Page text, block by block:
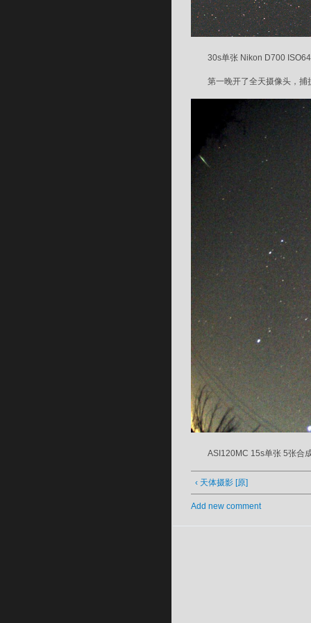
30s单张 Nikon D700
第一晚开了全天摄像头，
ASI120MC 15s单张 5张合
‹ 天体摄影 [原]
Add new comment